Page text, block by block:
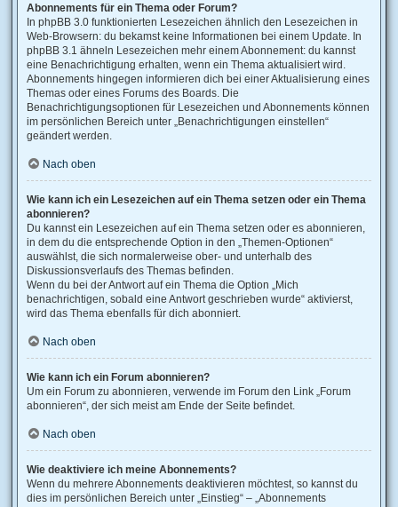
Abonnements für ein Thema oder Forum?
In phpBB 3.0 funktionierten Lesezeichen ähnlich den Lesezeichen in
Web-Browsern: du bekamst keine Informationen bei einem Update. In
phpBB 3.1 ähneln Lesezeichen mehr einem Abonnement: du kannst
eine Benachrichtigung erhalten, wenn ein Thema aktualisiert wird.
Abonnements hingegen informieren dich bei einer Aktualisierung eines
Themas oder eines Forums des Boards. Die
Benachrichtigungsoptionen für Lesezeichen und Abonnements können
im persönlichen Bereich unter „Benachrichtigungen einstellen“
geändert werden.
Nach oben
Wie kann ich ein Lesezeichen auf ein Thema setzen oder ein Thema
abonnieren?
Du kannst ein Lesezeichen auf ein Thema setzen oder es abonnieren,
in dem du die entsprechende Option in den „Themen-Optionen“
auswählst, die sich normalerweise ober- und unterhalb des
Diskussionsverlaufs des Themas befinden.
Wenn du bei der Antwort auf ein Thema die Option „Mich
benachrichtigen, sobald eine Antwort geschrieben wurde“ aktivierst,
wird das Thema ebenfalls für dich abonniert.
Nach oben
Wie kann ich ein Forum abonnieren?
Um ein Forum zu abonnieren, verwende im Forum den Link „Forum
abonnieren“, der sich meist am Ende der Seite befindet.
Nach oben
Wie deaktiviere ich meine Abonnements?
Wenn du mehrere Abonnements deaktivieren möchtest, so kannst du
dies im persönlichen Bereich unter „Einstieg“ – „Abonnements